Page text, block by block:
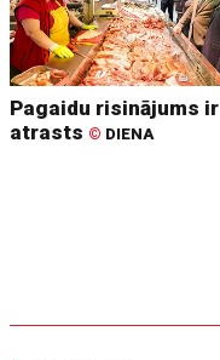
Pagaidu risinājums ir
atrasts © DIENA